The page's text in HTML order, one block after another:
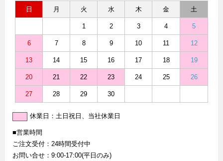
日
月 火 水 木 金 土
1 2 3 4 5
6 7 8 9 10 11 12
13 14 15 16 17 18 19
20 21 22 23 24 25 26
27 28 29 30
休業日：土日祝日、当社休業日
■営業時間
ご注文受付：24時間受付中
お問い合せ：9:00-17:00(平日のみ)